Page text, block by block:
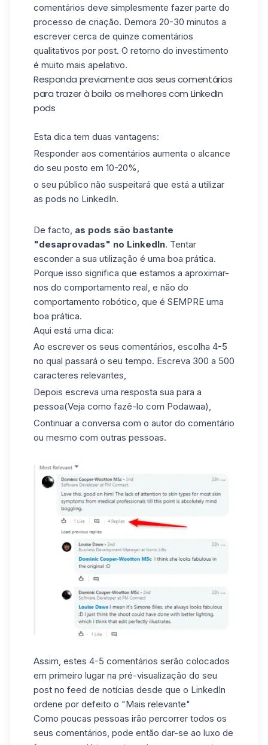
comentários deve simplesmente fazer parte do
processo de criação. Demora 20-30 minutos a
escrever cerca de quinze comentários
qualitativos por post. O retorno do investimento
é muito mais apelativo.
Responda previamente aos seus comentários
para trazer à baila os melhores com LinkedIn
pods
Esta dica tem duas vantagens:
Responder aos comentários aumenta o alcance
do seu posto em 10-20%,
o seu público não suspeitará que está a utilizar
as pods no LinkedIn.
De facto, as pods são bastante
"desaprovadas" no LinkedIn. Tentar
esconder a sua utilização é uma boa prática.
Porque isso significa que estamos a aproximar-
nos do comportamento real, e não do
comportamento robótico, que é SEMPRE uma
boa prática.
Aqui está uma dica:
Ao escrever os seus comentários, escolha 4-5
no qual passará o seu tempo. Escreva 300 a 500
caracteres relevantes,
Depois escreva uma resposta sua para a
pessoa(Veja como fazê-lo com Podawaa),
Continuar a conversa com o autor do comentário
ou mesmo com outras pessoas.
Assim, estes 4-5 comentários serão colocados
em primeiro lugar na pré-visualização do seu
post no feed de notícias desde que o LinkedIn
ordene por defeito o "Mais relevante"
Como poucas pessoas irão percorrer todos os
seus comentários, pode então dar-se ao luxo de